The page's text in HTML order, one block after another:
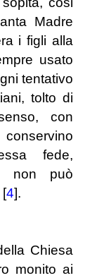
Madre
i figli alla
usato
tentativo
tolto di
con
fede,
non può
[4].
Chiesa
monito ai